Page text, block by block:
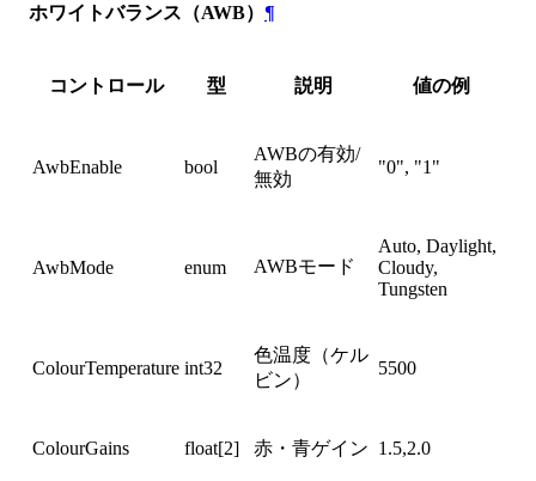
ホワイトバランス（AWB） ¶
コントロール 型 説明 値の例
AwbEnable bool
AWBの有効/
無効
"0", "1"
AwbMode enum AWBモード
Auto, Daylight,
Cloudy,
Tungsten
ColourTemperature int32
色温度（ケル
ビン）
5500
ColourGains float[2] 赤・青ゲイン 1.5,2.0